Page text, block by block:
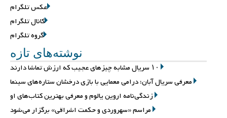
عکس تلگرام
کانال تلگرام
گروه تلگرام
نوشته‌های تازه
۱۰ سریال مشابه چیزهای عجیب که ارزش تماشا دارند
معرفی سریال آبان؛ درامی معمایی با بازی درخشان ستاره‌های سینما
زندگی‌نامه اروین یالوم و معرفی بهترین کتاب‌های او
مراسم «سهروردی و حکمت اشراقی» برگزار می‌شود